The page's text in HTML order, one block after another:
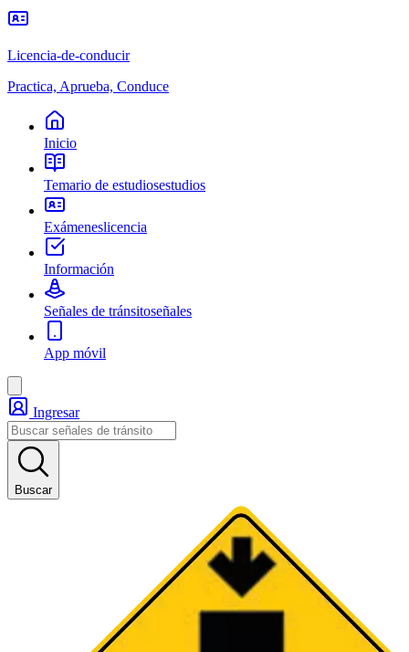
Licencia-de-conducir
Practica, Aprueba, Conduce
Inicio
Temario de estudiosestudios
Exámeneslicencia
Información
Señales de tránsitoseñales
App móvil
Ingresar
Buscar